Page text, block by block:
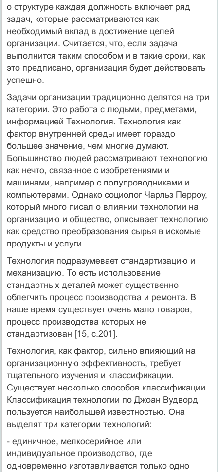
о структуре каждая должность включает ряд
задач, которые рассматриваются как
необходимый вклад в достижение целей
организации. Считается, что, если задача
выполнится таким способом и в такие сроки, как
это предписано, организация будет действовать
успешно.
Задачи организации традиционно делятся на три
категории. Это работа с людьми, предметами,
информацией Технология. Технология как
фактор внутренней среды имеет гораздо
большее значение, чем многие думают.
Большинство людей рассматривают технологию
как нечто, связанное с изобретениями и
машинами, например с полупроводниками и
компьютерами. Однако социолог Чарльз Перроу,
который много писал о влиянии технологии на
организацию и общество, описывает технологию
как средство преобразования сырья в искомые
продукты и услуги.
Технология подразумевает стандартизацию и
механизацию. То есть использование
стандартных деталей может существенно
облегчить процесс производства и ремонта. В
наше время существует очень мало товаров,
процесс производства которых не
стандартизован [15, c.201].
Технология, как фактор, сильно влияющий на
организационную эффективность, требует
тщательного изучения и классификации.
Существует несколько способов классификации.
Классификация технологии по Джоан Вудворд
пользуется наибольшей известностью. Она
выделят три категории технологий:
- единичное, мелкосерийное или
индивидуальное производство, где
одновременно изготавливается только одно